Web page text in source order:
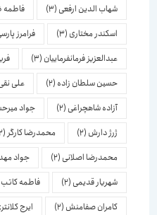
شهاب الدین ارفعی(3) فاطمه
اسكندر مختاری(3) فرامرز پارسی(3)
عبدالعزیز فرمانفرماییان(3)
حسین سلطان زاده(2) علی نقی
آزاده شاهچراغی(2) جواد
ژرژ دارش(2) محمدرضا کارگر(2)
محمدرضا اصلانی(2) جواد مهدی
شهریار قدیمی(2) فاطمه کاتب(2)
کامران صفامنش(2) ایرج کلانتری(2)